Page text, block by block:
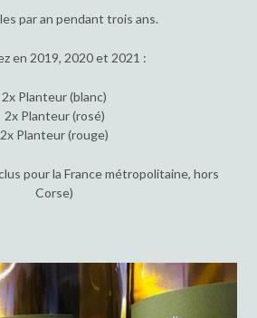
par an pendant trois ans.
en 2019, 2020 et 2021 :
2x Planteur (blanc)
2x Planteur (rosé)
2x Planteur (rouge)
pour la France métropolitaine, hors
Corse)